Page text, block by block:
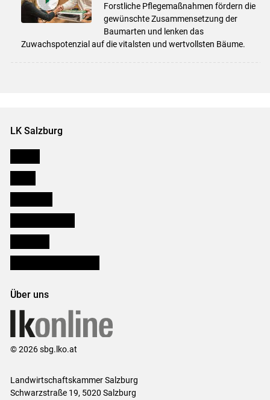
Forstliche Pflegemaßnahmen fördern die
gewünschte Zusammensetzung der
Baumarten und lenken das
Zuwachspotenzial auf die vitalsten und wertvollsten Bäume.
LK Salzburg
Über uns
© 2026 sbg.lko.at
Landwirtschaftskammer Salzburg
Schwarzstraße 19, 5020 Salzburg